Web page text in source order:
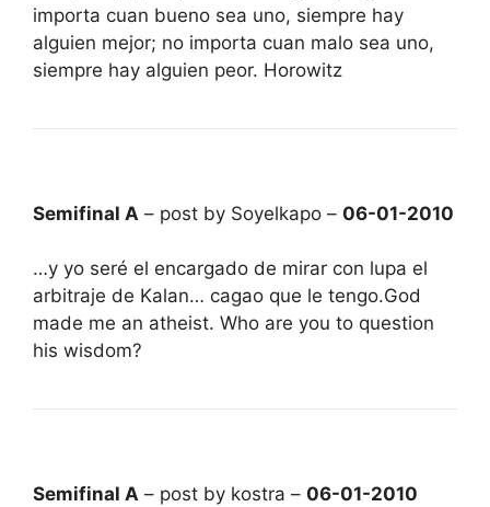
importa cuan bueno sea uno, siempre hay
alguien mejor; no importa cuan malo sea uno,
siempre hay alguien peor. Horowitz
Semifinal A – post by Soyelkapo – 06-01-2010
…y yo seré el encargado de mirar con lupa el
arbitraje de Kalan… cagao que le tengo.God
made me an atheist. Who are you to question
his wisdom?
Semifinal A – post by kostra – 06-01-2010